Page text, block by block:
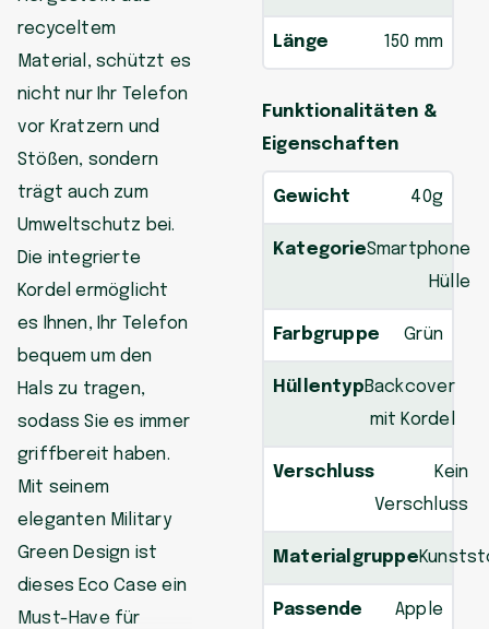
recyceltem
Material, schützt es
nicht nur Ihr Telefon
vor Kratzern und
Stößen, sondern
trägt auch zum
Umweltschutz bei.
Die integrierte
Kordel ermöglicht
es Ihnen, Ihr Telefon
bequem um den
Hals zu tragen,
sodass Sie es immer
griffbereit haben.
Mit seinem
eleganten Military
Green Design ist
dieses Eco Case ein
Must-Have für
Länge 150 mm
Funktionalitäten &
Eigenschaften
Gewicht 40g
KategorieSmartphone
Hülle
Farbgruppe Grün
HüllentypBackcover
mit Kordel
Verschluss
Kein
Verschluss
Materialgruppe
Passende
Apple